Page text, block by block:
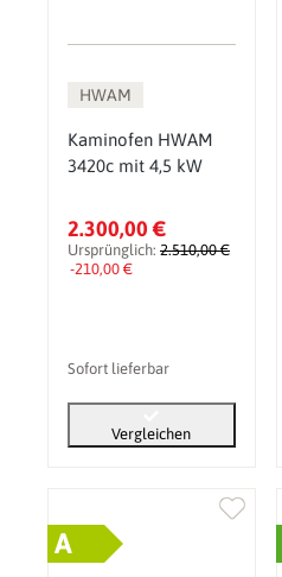
HWAM
Kaminofen HWAM
3420c mit 4,5 kW
2.300,00 €
Ursprünglich: 2.510,00 €
-210,00 €
Sofort lieferbar
Vergleichen
A